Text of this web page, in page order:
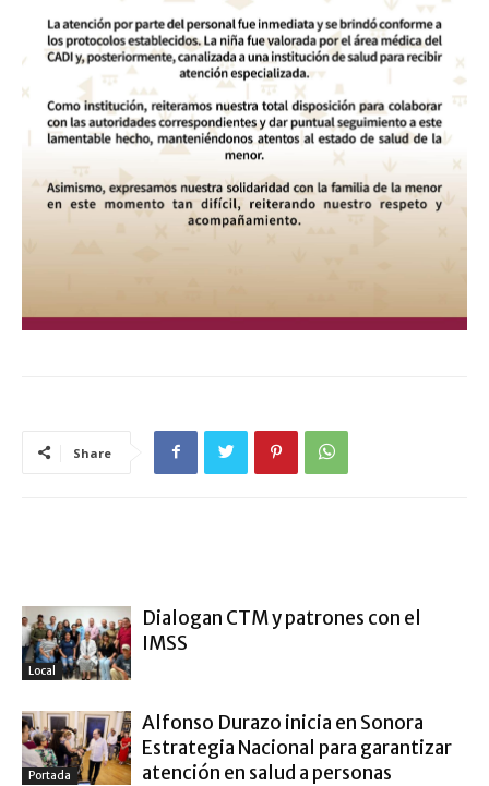
Share
Local
Dialogan CTM y patrones con el
IMSS
Portada
Alfonso Durazo inicia en Sonora
Estrategia Nacional para garantizar
atención en salud a personas